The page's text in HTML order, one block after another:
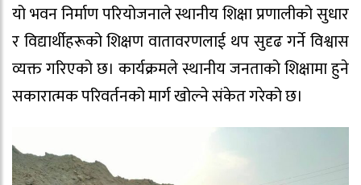
यो भवन निर्माण परियोजनाले स्थानीय शिक्षा प्रणालीको सुधार
र विद्यार्थीहरूको शिक्षण वातावरणलाई थप सुदृढ गर्ने विश्वास
व्यक्त गरिएको छ। कार्यक्रमले स्थानीय जनताको शिक्षामा हुने
सकारात्मक परिवर्तनको मार्ग खोल्ने संकेत गरेको छ।